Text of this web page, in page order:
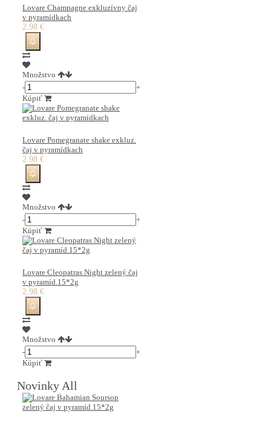
Lovare Champagne exkluzívny čaj
v pyramídkach
2.98 €
Množstvo
-
+
Kúpiť
Lovare Pomegranate shake exkluz.
čaj v pyramídkach
2.98 €
Množstvo
-
+
Kúpiť
Lovare Cleopatras Night zelený čaj
v pyramíd.15*2g
2.98 €
Množstvo
-
+
Kúpiť
Novinky All